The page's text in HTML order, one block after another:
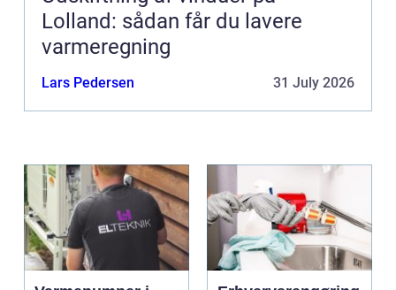
Lolland: sådan får du lavere
varmeregning
Lars Pedersen 31 July 2026